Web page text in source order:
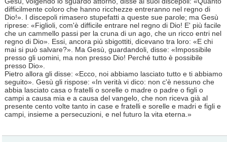
difficilmente coloro che hanno ricchezze entreranno nel regno di
Dio!». I discepoli rimasero stupefatti a queste sue parole; ma Gesù
riprese: «Figlioli, com'è difficile entrare nel regno di Dio! E' più facile
che un cammello passi per la cruna di un ago, che un ricco entri nel
regno di Dio». Essi, ancora più sbigottiti, dicevano tra loro: «E chi
mai si può salvare?». Ma Gesù, guardandoli, disse: «Impossibile
presso gli uomini, ma non presso Dio! Perché tutto è possibile
presso Dio».
Pietro allora gli disse: «Ecco, noi abbiamo lasciato tutto e ti abbiamo
seguito». Gesù gli rispose: «In verità vi dico: non c'è nessuno che
abbia lasciato casa o fratelli o sorelle o madre o padre o figli o
campi a causa mia e a causa del vangelo, che non riceva già al
presente cento volte tanto in case e fratelli e sorelle e madri e figli e
campi, insieme a persecuzioni, e nel futuro la vita eterna.»